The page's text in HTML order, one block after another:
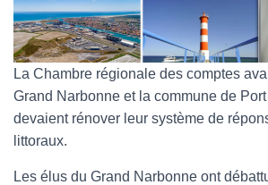
La Chambre régionale des comptes
Grand Narbonne et la commune de
devaient rénover leur système de
littoraux.
Les élus du Grand Narbonne ont